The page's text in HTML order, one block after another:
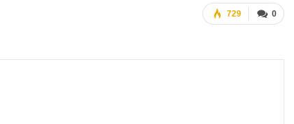
0
729